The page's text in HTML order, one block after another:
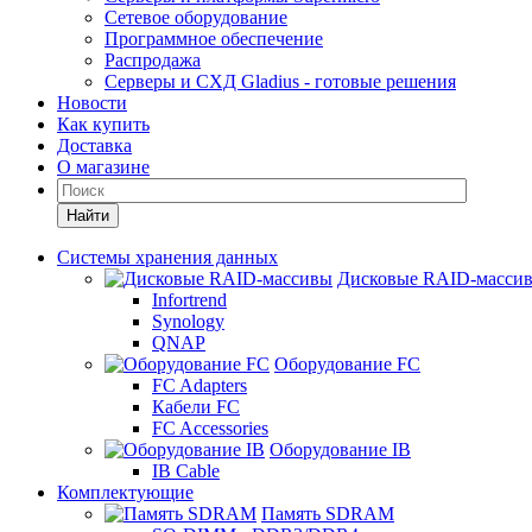
Сетевое оборудование
Программное обеспечение
Распродажа
Серверы и СХД Gladius - готовые решения
Новости
Как купить
Доставка
О магазине
Найти
Системы хранения данных
Дисковые RAID-
Infortrend
Synology
QNAP
Оборудование FC
FC Adapters
Кабели FC
FC Accessories
Оборудование IB
IB Cable
Комплектующие
Память SDRAM